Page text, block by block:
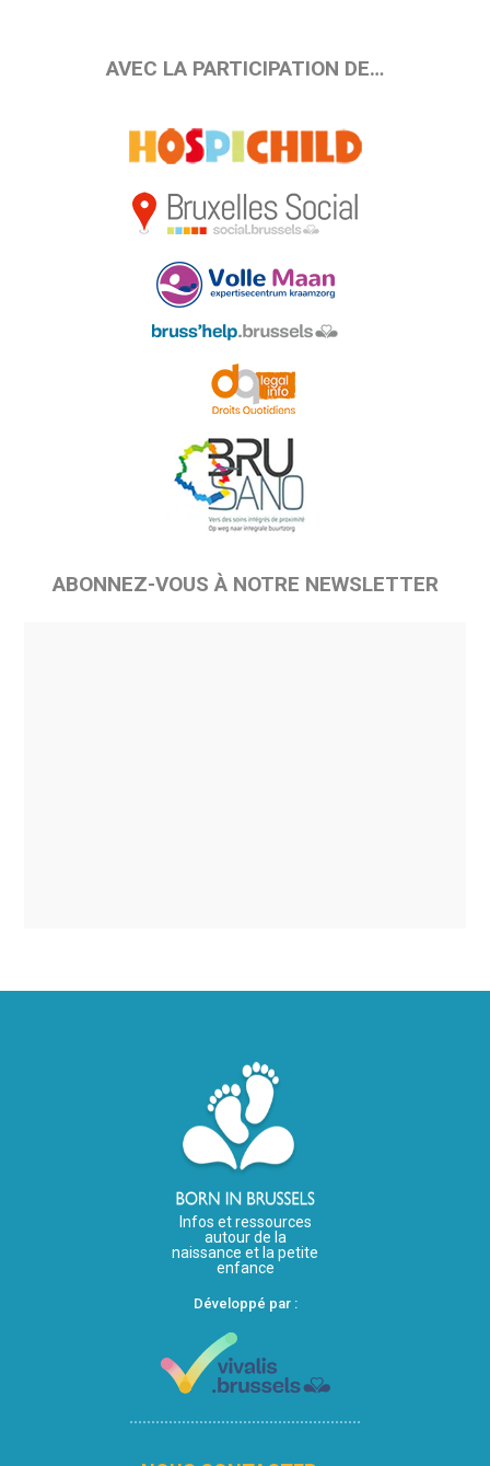
AVEC LA PARTICIPATION DE…
ABONNEZ-VOUS À NOTRE NEWSLETTER
Infos et ressources
autour de la
naissance et la petite
enfance
Développé par :